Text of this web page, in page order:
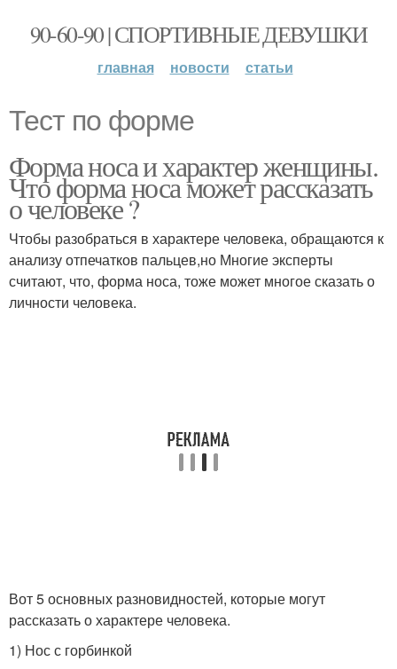
90-60-90 | СПОРТИВНЫЕ ДЕВУШКИ
главная новости статьи
Тест по форме
Форма носа и характер женщины.
Что форма носа может рассказать
о человеке ?
Чтобы разобраться в характере человека, обращаются к
анализу отпечатков пальцев,но Многие эксперты
считают, что, форма носа, тоже может многое сказать о
личности человека.
Вот 5 основных разновидностей, которые могут
рассказать о характере человека.
1) Нос с горбинкой